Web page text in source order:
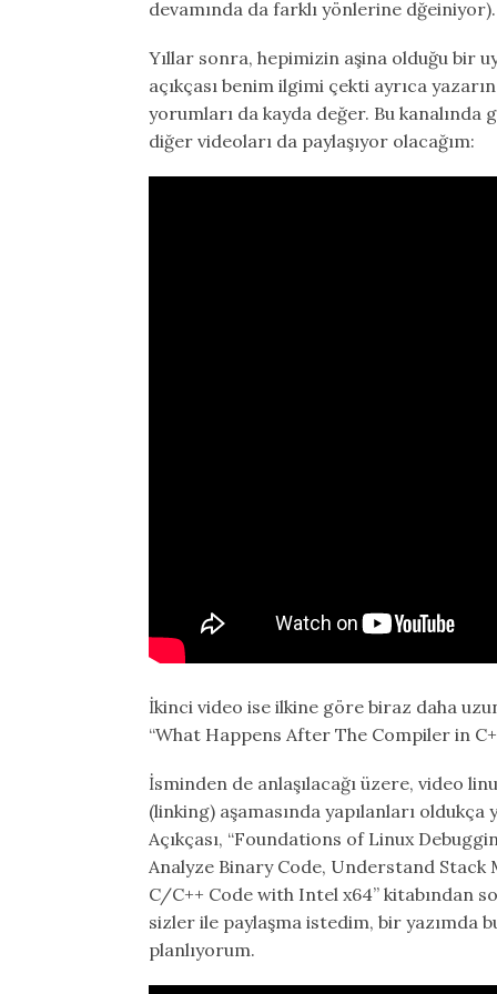
devamında da farklı yönlerine dğeiniyor).
Yıllar sonra, hepimizin aşina olduğu bir
açıkçası benim ilgimi çekti ayrıca
yorumları da kayda değer. Bu
diğer videoları da paylaşıyor olacağım:
İkinci video ise ilkine göre biraz daha
“What Happens After The Compiler in
İsminden de anlaşılacağı üzere, video
(linking) aşamasında yapılanları oldukça
Açıkçası, “Foundations of Linux
Analyze Binary Code, Understand
C/C++ Code with Intel x64” kitabından
sizler ile paylaşma istedim, bir yazımda
planlıyorum.